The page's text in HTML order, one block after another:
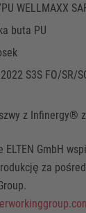
WELLMAXX
buta PU
S3S FO/SR/
z Infinergy® z
ELTEN GmbH
za